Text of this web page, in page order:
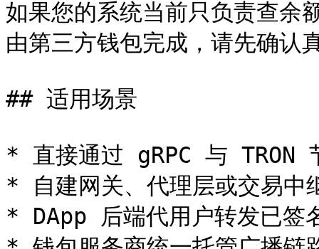
如果您的系统当前只负责查余
由第三方钱包完成，请先确认
## 适用场景
* 直接通过 gRPC 与 TRON
* 自建网关、代理层或交易中
* DApp 后端代用户转发已签